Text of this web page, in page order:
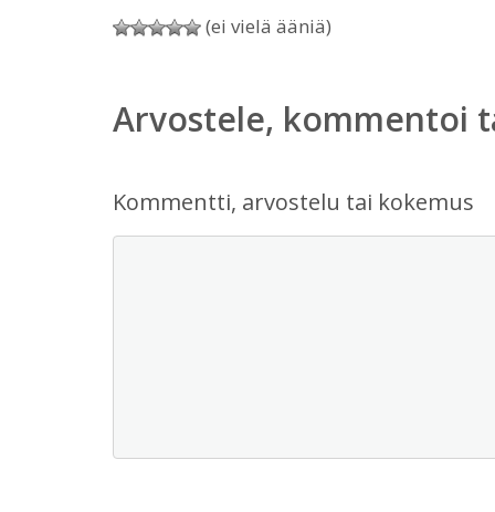
(ei vielä ääniä)
Arvostele, kommentoi
Kommentti, arvostelu tai kokemus